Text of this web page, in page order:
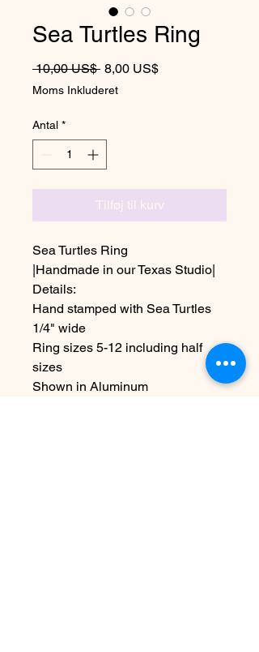
Sea Turtles Ring
10,00 US$ Regulær pris
8,00 US$Salgspris
Moms Inkluderet
Antal *
Tilføj til kurv
Sea Turtles Ring
|Handmade in our Texas Studio|
Details:
Hand stamped with Sea Turtles
1/4" wide
Ring sizes 5-12 including half
sizes
Shown in Aluminum